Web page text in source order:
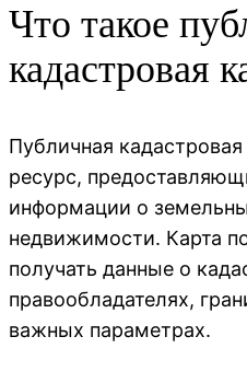
Что такое
кадастровая
Публичная
ресурс,
информации о
недвижимости. Карта
получать данные о
правообладателях,
важных параметрах.